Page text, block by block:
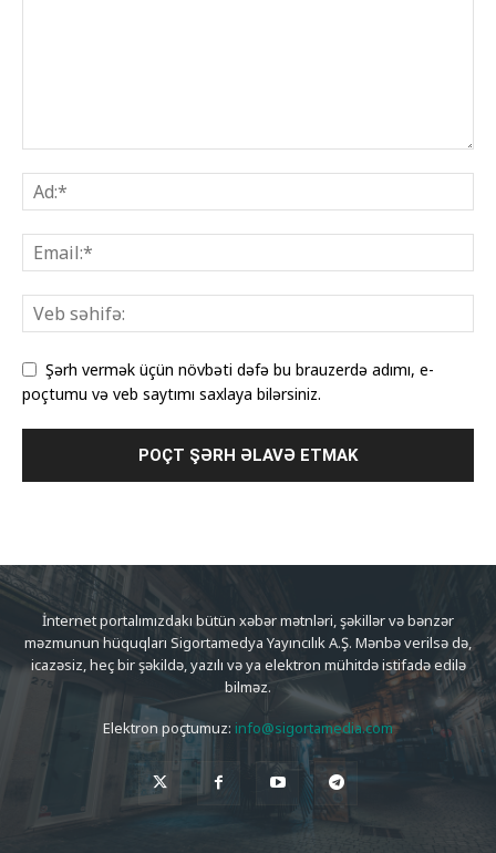
Şərh vermək üçün növbəti dəfə bu brauzerdə adımı, e-
poçtumu və veb saytımı saxlaya bilərsiniz.
İnternet portalımızdakı bütün xəbər mətnləri, şəkillər və bənzər
məzmunun hüquqları Sigortamedya Yayıncılık A.Ş. Mənbə verilsə də,
icazəsiz, heç bir şəkildə, yazılı və ya elektron mühitdə istifadə edilə
bilməz.
Elektron poçtumuz: info@sigortamedia.com